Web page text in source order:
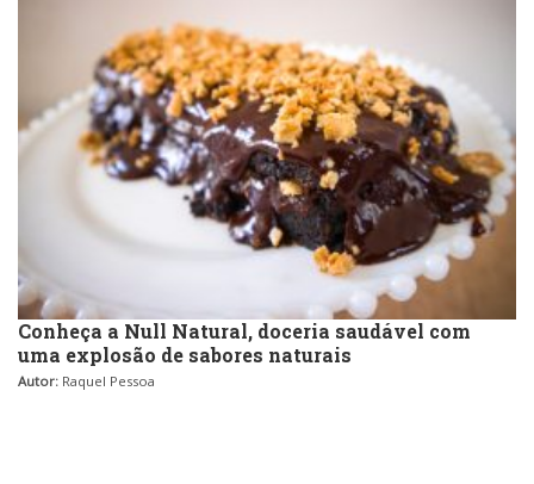
Conheça a Null Natural, doceria saudável com
uma explosão de sabores naturais
Autor: Raquel Pessoa